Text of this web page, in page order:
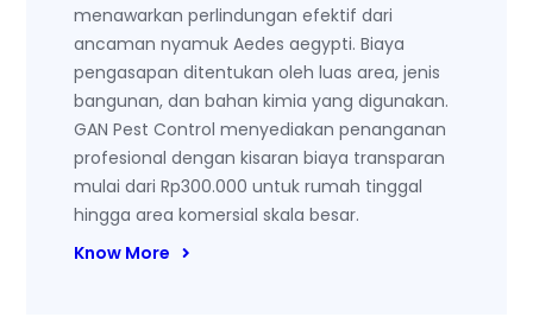
menawarkan perlindungan efektif dari
ancaman nyamuk Aedes aegypti. Biaya
pengasapan ditentukan oleh luas area, jenis
bangunan, dan bahan kimia yang digunakan.
GAN Pest Control menyediakan penanganan
profesional dengan kisaran biaya transparan
mulai dari Rp300.000 untuk rumah tinggal
hingga area komersial skala besar.
Know More